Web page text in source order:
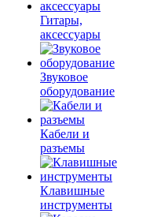
Гитары,
аксессуары
Звуковое
оборудование
Кабели и
разъемы
Клавишные
инструменты